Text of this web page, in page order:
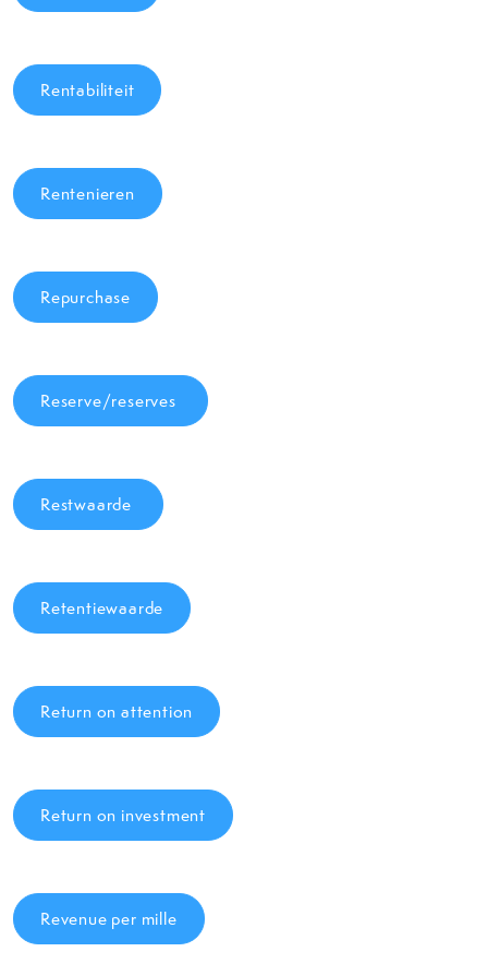
Rentabiliteit
Rentenieren
Repurchase
Reserve/reserves
Restwaarde
Retentiewaarde
Return on attention
Return on investment
Revenue per mille